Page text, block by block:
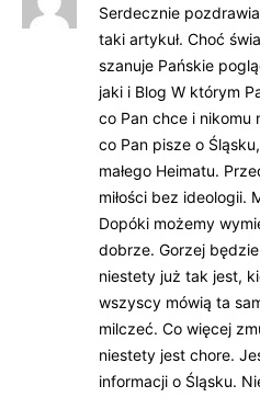
Serdecznie
taki artykuł. Choć
szanuje Pańskie
jaki i Blog W którym
co Pan chce i
co Pan pisze o
małego Heimatu.
miłości bez ideologii.
Dopóki możemy
dobrze. Gorzej
niestety już tak jest,
wszyscy mówią ta
milczeć. Co więcej
niestety jest chore.
informacji o Śląsku.